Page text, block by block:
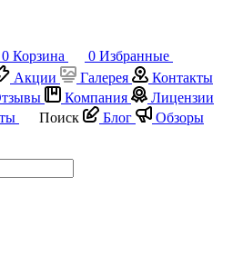
0 Корзина 0 Избранные
Акции Галерея
Контакты
Компания
Лицензии
Поиск Блог
Обзоры